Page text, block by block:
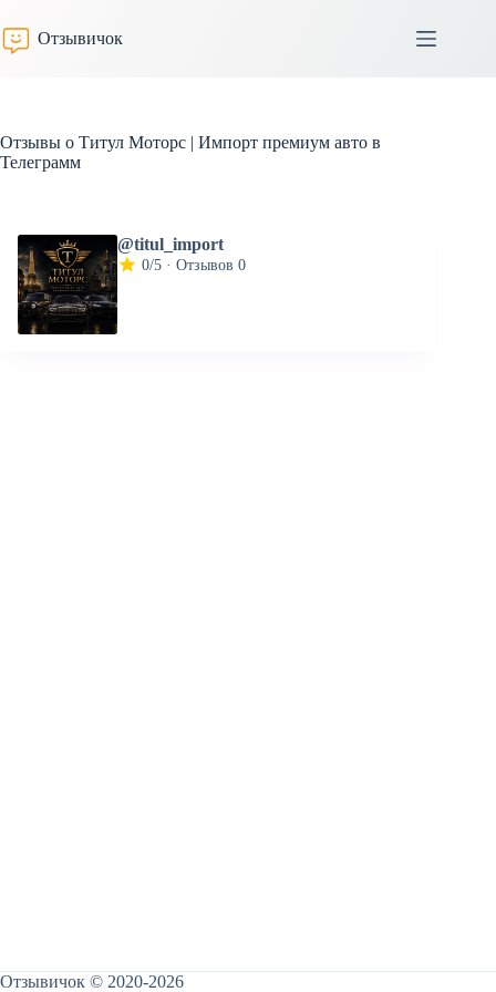
к
сути
Отзывичок
Отзывы о Титул Моторс | Импорт премиум авто в
Телеграмм
@titul_import
0/5 · Отзывов 0
Отзывичок © 2020-2026